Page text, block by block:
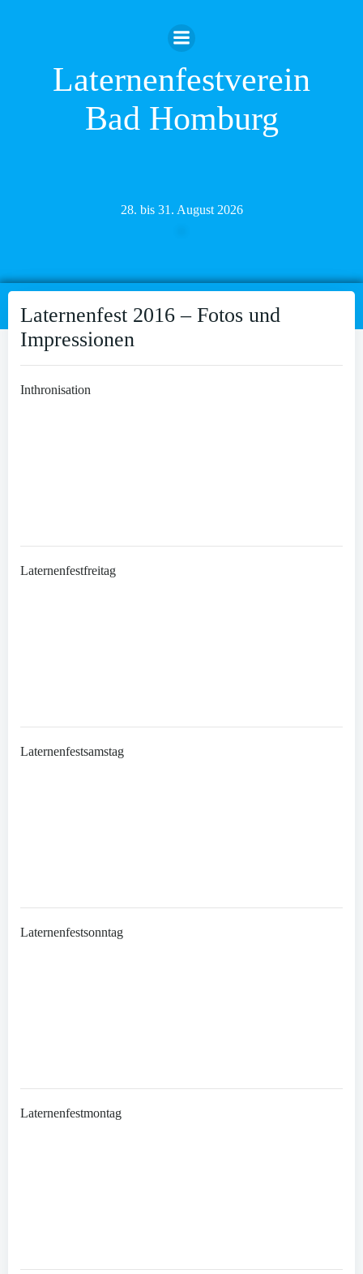
Inhalt
springen
Laternenfestverein
Bad Homburg
28. bis 31. August 2026
Laternenfest 2016 – Fotos und
Impressionen
Inthronisation
Laternenfestfreitag
Laternenfestsamstag
Laternenfestsonntag
Laternenfestmontag